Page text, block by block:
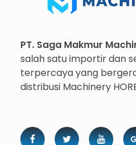
PT. Saga Makmur
salah satu importir dan
terpercaya yang
distribusi Machinery